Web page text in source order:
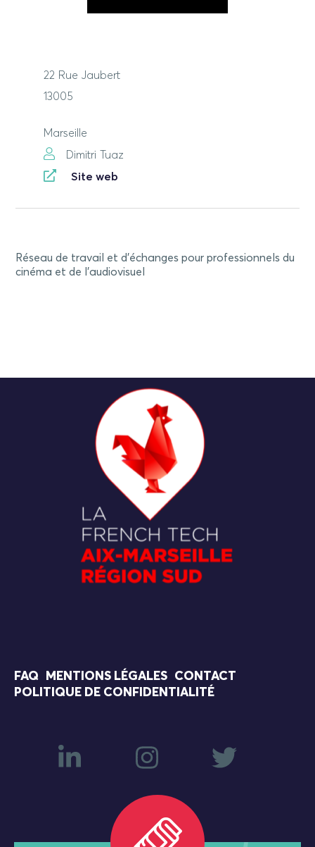
22 Rue Jaubert
13005
Marseille
Dimitri Tuaz
Site web
Réseau de travail et d'échanges pour professionnels du
cinéma et de l'audiovisuel
FAQ MENTIONS LÉGALES
CONTACT
POLITIQUE DE CONFIDENTIALITÉ